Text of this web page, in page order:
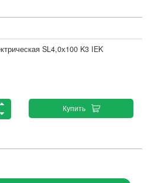
SL4,0х100 K3 IEK
Купить